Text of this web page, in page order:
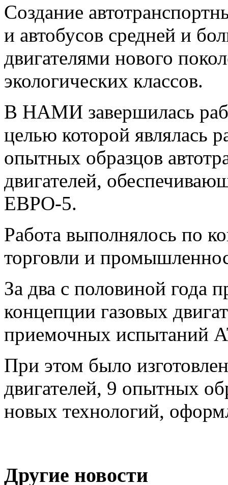
Создание
и автобусов средней и
двигателями нового
экологических классов.
В НАМИ завершилась
целью которой являлась
опытных образцов
двигателей,
ЕВРО-5.
Работа выполнялось по
торговли и
За два с половиной года
концепции газовых
приемочных испытаний
При этом было
двигателей, 9 опытных
новых технологий,
Другие новости